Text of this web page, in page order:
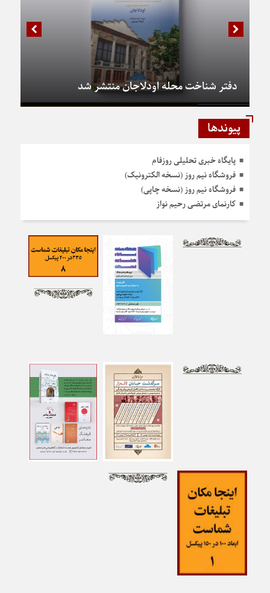
دفتر شناخت محله اودلاجان منتشر شد
پیوندها
پایگاه خبری تحلیلی روزفام
فروشگاه نیم روز (نسخه الکترونیک)
فروشگاه نیم روز (نسخه چاپی)
کارنمای مرتضی رحیم نواز